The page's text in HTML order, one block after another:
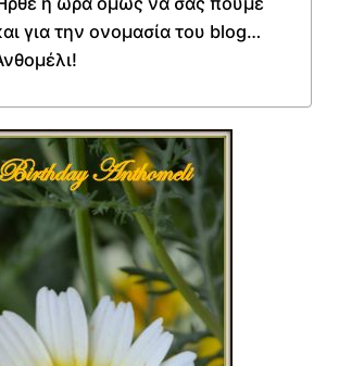
για την ονομασία του blog…